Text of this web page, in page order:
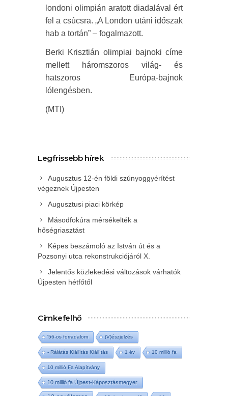
londoni olimpián aratott diadalával ért
fel a csúcsra. „A London utáni időszak
hab a tortán” – fogalmazott.
Berki Krisztián olimpiai bajnoki címe
mellett háromszoros világ- és
hatszoros Európa-bajnok
lólengésben.
(MTI)
Legfrissebb hírek
Augusztus 12-én földi szúnyoggyérítést
végeznek Újpesten
Augusztusi piaci körkép
Másodfokúra mérsékelték a
hőségriasztást
Képes beszámoló az István út és a
Pozsonyi utca rekonstrukciójáról X.
Jelentős közlekedési változások várhatók
Újpesten hétfőtől
Címkefelhő
'56-os forradalom (V)észjelzés
- Rálátás Kiállítás Kiállítás 1 év 10 millió fa
10 millió Fa Alapítvány
10 millió fa Újpest-Káposztásmegyer